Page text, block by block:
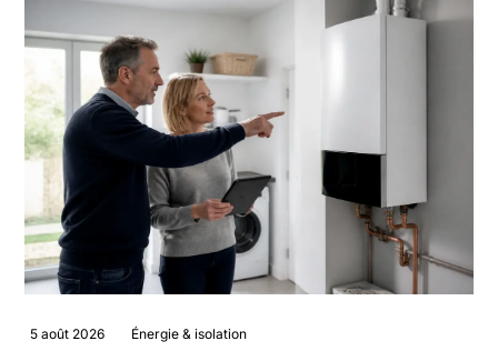
5 août 2026 Énergie & isolation